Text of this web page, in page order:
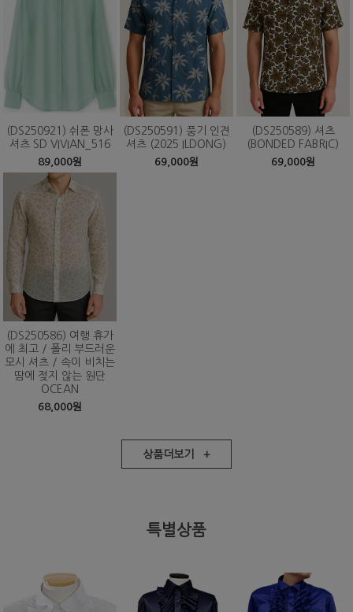
(DS250921) 쉬폰 망사
셔츠 SD VIVIAN_516
89,000원
(DS250591) 풍기 인견
셔츠 (2025 ILDONG)
69,000원
(DS250589) 셔츠
(BONDED FABRIC)
69,000원
(DS250586) 여행 휴가
에 최고 / 폴리 부드러운
모시 셔츠 / 속이 비치는
땀에 젖지 않는 원단
OCEAN
68,000원
상품더보기 +
특별상품